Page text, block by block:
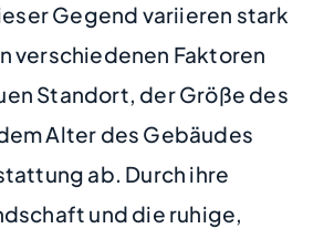
Gegend variieren stark
verschiedenen Faktoren
Standort, der Größe des
Alter des Gebäudes
ab. Durch ihre
und die ruhige,